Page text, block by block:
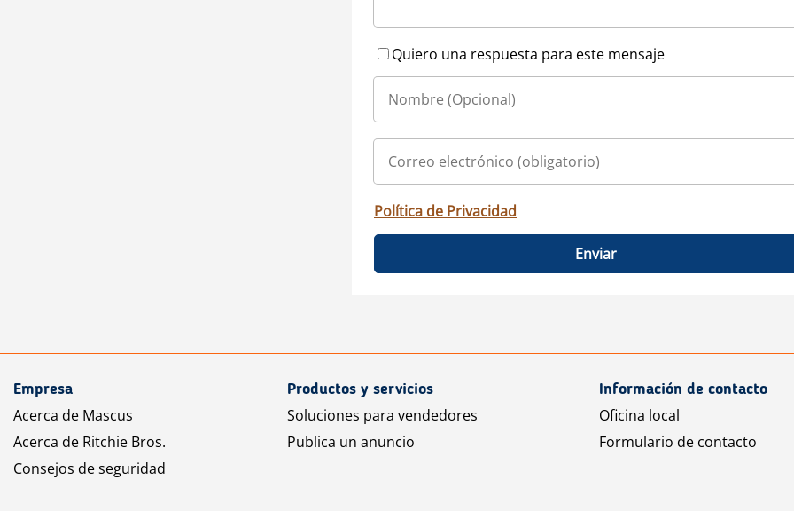
Quiero una respuesta para este mensaje
Política de Privacidad
Enviar
Empresa
Acerca de Mascus
Acerca de Ritchie Bros.
Consejos de seguridad
Productos y servicios
Soluciones para vendedores
Publica un anuncio
Información de contacto
Oficina local
Formulario de contacto